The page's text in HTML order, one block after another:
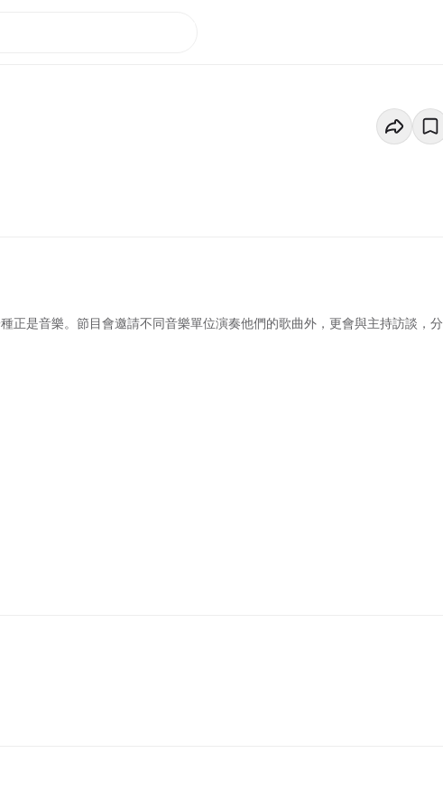
正是音樂。節目會邀請不同音樂單位演奏他們的歌曲外，更會與主持訪談，分